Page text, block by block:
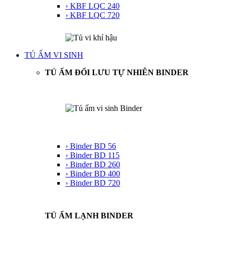
› KBF LQC 240
› KBF LQC 720
TỦ ẤM VI SINH
TỦ ẤM ĐỐI LƯU TỰ NHIÊN BINDER
› Binder BD 56
› Binder BD 115
› Binder BD 260
› Binder BD 400
› Binder BD 720
TỦ ẤM LẠNH BINDER